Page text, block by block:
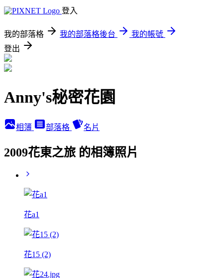
登入
我的部落格 我的部落格後台
我的帳號
登出
Anny's秘密花園
相簿 部落格 名片
2009花東之旅 的相簿照片
花a1
花15 (2)